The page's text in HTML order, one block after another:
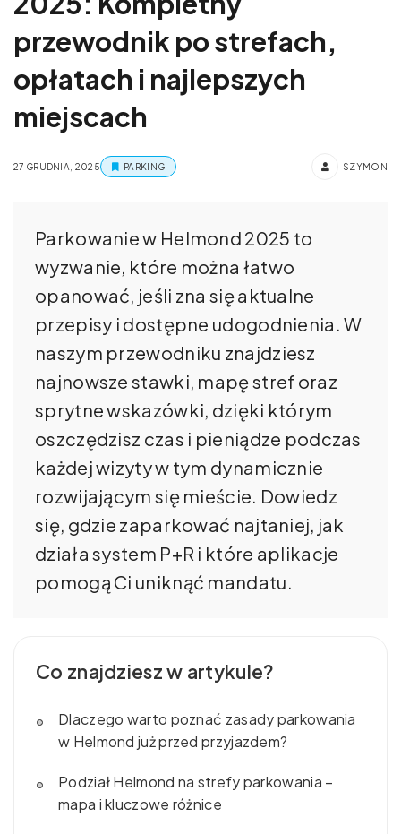
przewodnik po strefach,
opłatach i najlepszych
miejscach
27 GRUDNIA, 2025 PARKING SZYMON
Parkowanie w Helmond 2025 to
wyzwanie, które można łatwo
opanować, jeśli zna się aktualne
przepisy i dostępne udogodnienia. W
naszym przewodniku znajdziesz
najnowsze stawki, mapę stref oraz
sprytne wskazówki, dzięki którym
oszczędzisz czas i pieniądze podczas
każdej wizyty w tym dynamicznie
rozwijającym się mieście. Dowiedz
się, gdzie zaparkować najtaniej, jak
działa system P+R i które aplikacje
pomogą Ci uniknąć mandatu.
Co znajdziesz w artykule?
Dlaczego warto poznać zasady parkowania
w Helmond już przed przyjazdem?
Podział Helmond na strefy parkowania –
mapa i kluczowe różnice